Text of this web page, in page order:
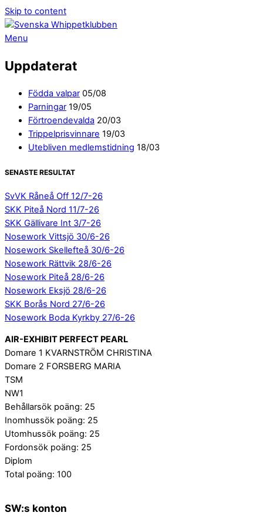
Skip to content
Menu
Uppdaterat
Födda valpar 05/08
Parningar 19/05
Förtroendevalda 20/03
Trippelprisvinnare 19/03
Utebliven medlemstidning 18/03
SENASTE RESULTAT
SvVK Råneå Off 12/7-26
SKK Piteå Nord 11/7-26
SKK Gällivare Int 3/7-26
Nosework Vittsjö 30/6-26
Nosework Skellefteå 30/6-26
Nosework Rättvik 28/6-26
Nosework Piteå 28/6-26
Nosework Eksjö 28/6-26
SKK Borås Nord 27/6-26
Nosework Boda Kyrkby 27/6-26
AIR-EXHIBIT PERFECT PEARL
Domare 1 KVARNSTRÖM CHRISTINA
Domare 2 FORSBERG MARIA
TSM
NW1
Behållarsök poäng: 25
Inomhussök poäng: 25
Utomhussök poäng: 25
Fordonsök poäng: 25
Diplom
Total poäng: 100
SW:s konton